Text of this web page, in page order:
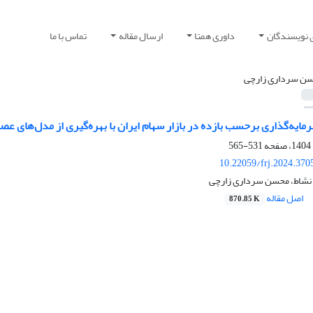
نویسندگان داوری همتا ارسال مقاله تماس با ما
سرداری زارچی
برحسب بازده در بازار سهام ایران با بهره‌‌گیری از مدل‌‌های
531-565
10.22059/
نشاط، محسن سرداری زارچی
اصل مقاله 870.85 K